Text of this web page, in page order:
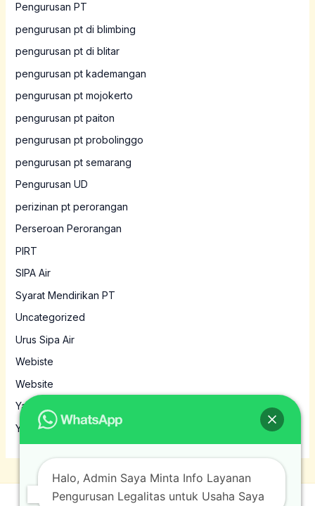
Pengurusan PT
pengurusan pt di blimbing
pengurusan pt di blitar
pengurusan pt kademangan
pengurusan pt mojokerto
pengurusan pt paiton
pengurusan pt probolinggo
pengurusan pt semarang
Pengurusan UD
perizinan pt perorangan
Perseroan Perorangan
PIRT
SIPA Air
Syarat Mendirikan PT
Uncategorized
Urus Sipa Air
Webiste
Website
Yayasan
Yayasan MBG
Halo, Admin Saya Minta Info Layanan
Pengurusan Legalitas untuk Usaha Saya